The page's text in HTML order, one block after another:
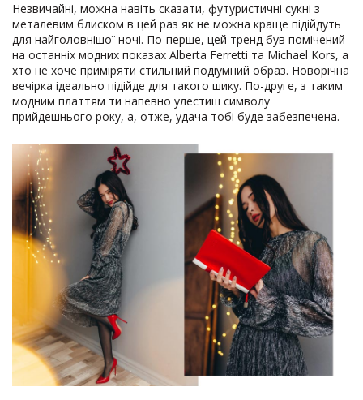
Незвичайні, можна навіть сказати, футуристичні сукні з
металевим блиском в цей раз як не можна краще підійдуть
для найголовнішої ночі. По-перше, цей тренд був помічений
на останніх модних показах Alberta Ferretti та Michael Kors, а
хто не хоче приміряти стильний подіумний образ. Новорічна
вечірка ідеально підійде для такого шику. По-друге, з таким
модним платтям ти напевно улестиш символу
прийдешнього року, а, отже, удача тобі буде забезпечена.